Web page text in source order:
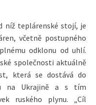
níž teplárenské stojí, je
včetně postupného
odklonu od uhlí.
společnosti aktuálně
která se dostává do
na Ukrajině a s tím
ruského plynu. „Cíl